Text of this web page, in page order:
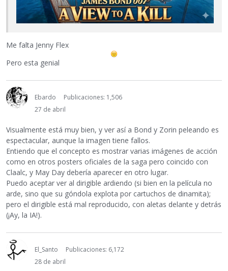
Me falta Jenny Flex
Pero esta genial
Ebardo
Publicaciones: 1,506
27 de abril
Visualmente está muy bien, y ver así a Bond y Zorin peleando es
espectacular, aunque la imagen tiene fallos.
Entiendo que el concepto es mostrar varias imágenes de acción
como en otros posters oficiales de la saga pero coincido con
Claalc, y May Day debería aparecer en otro lugar.
Puedo aceptar ver al dirigible ardiendo (si bien en la película no
arde, sino que su góndola explota por cartuchos de dinamita);
pero el dirigible está mal reproducido, con aletas delante y detrás
(¡Ay, la IA!).
El_Santo
Publicaciones: 6,172
28 de abril